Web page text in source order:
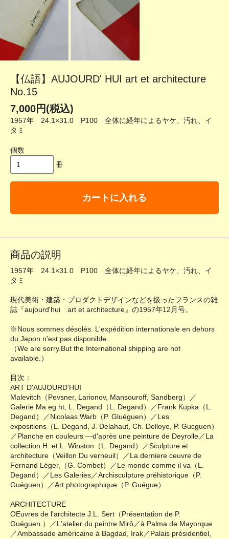
【仏語】AUJOURD' HUI art et architecture
No.15
7,000円(税込)
1957年 24.1×31.0 P100 全体に経年によるヤケ、汚れ、イ
タミ
個数
冊
カートに入れる
商品の説明
1957年 24.1×31.0 P100 全体に経年によるヤケ、汚れ、イ
タミ
現代美術・建築・プロダクトデザインなどを扱ったフランスの雑
誌『aujourd'hui art et architecture』の1957年12月号。
※Nous sommes désolés. L'expédition internationale en dehors
du Japon n'est pas disponible.
（We are sorry.But the International shipping are not
available.）
目次：
ART D'AUJOURD'HUI
Malevitch（Pevsner, Larionov, Mansouroff, Sandberg）／
Galerie Ma eg ht, L. Degand（L. Degand）／Frank Kupka（L.
Degand）／Nicolaas Warb（P. Gluéguen）／Les
expositions（L. Degand, J. Delahaut, Ch. Delloye, P. Gucguen）
／Planche en couleurs ―d'après une peinture de Deyrolle／La
collection H. et L. Winston（L. Degand）／Sculpture et
architecture（Veillon Du verneuil）／La derniere ceuvre de
Fernand Léger,（G. Combet）／Le monde comme il va（L.
Degand）／Les Galeries／Archisculpture préhistorique（P.
Guéguen）／Art photographique（P. Guégue）
ARCHITECTURE
OEuvres de l'architecte J.L. Sert（Présentation de P.
Guéguen.）／L'atelier du peintre Mirô／à Palma de Mayorque
／Ambassade américaine à Bagdad, Irak／Palais présidentiel,